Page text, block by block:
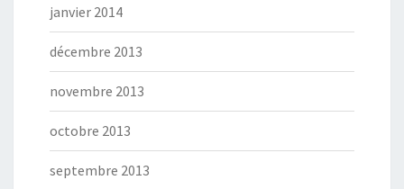
janvier 2014
décembre 2013
novembre 2013
octobre 2013
septembre 2013